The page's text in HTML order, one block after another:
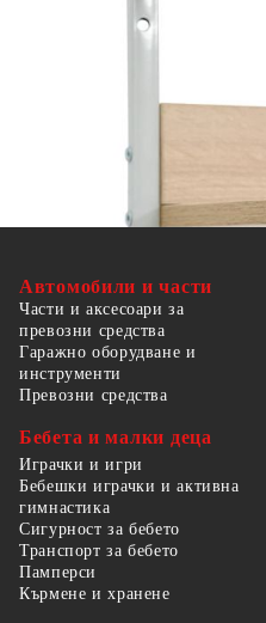
Автомобили и части
Части и аксесоари за
превозни средства
Гаражно оборудване и
инструменти
Превозни средства
Бебета и малки деца
Играчки и игри
Бебешки играчки и активна
гимнастика
Сигурност за бебето
Транспорт за бебето
Памперси
Кърмене и хранене